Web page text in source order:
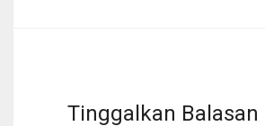
Tinggalkan Balasan